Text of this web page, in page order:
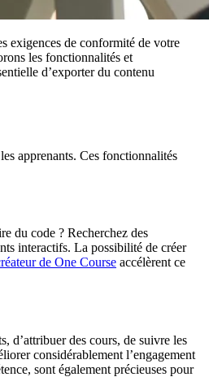
exigences de conformité de votre
les fonctionnalités et
d’exporter du contenu
apprenants. Ces fonctionnalités
du code ? Recherchez des
interactifs. La possibilité de créer
de One Course accélèrent ce
d’attribuer des cours, de suivre les
considérablement l’engagement
sont également précieuses pour